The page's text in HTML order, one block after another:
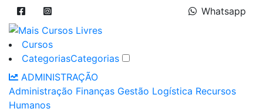
Whatsapp
Cursos
CategoriasCategorias
ADMINISTRAÇÃO
Administração Finanças Gestão Logística Recursos
Humanos